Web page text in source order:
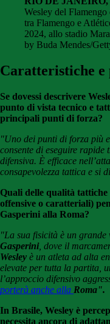
Wesley del
tra Flamengo e
2024, allo stadio
by Buda Mendes/
Caratteristiche
Se dovessi descrivere
punto di vista tecnico e
principali punti di forza?
"Uno dei punti di forza più
consente di eseguire rapide
difensiva. È efficace
consapevolezza tattica e si
Quali delle qualità tattiche
offensive o caratteriali)
Gasperini alla Roma?
"La sua fisicità è un grande
Gasperini, dove il
Wesley è un atleta ad alta
elevate per tutta la partita,
l’approccio difensivo
porterà anche alla Roma".
In Brasile, Wesley è
necessita ancora di